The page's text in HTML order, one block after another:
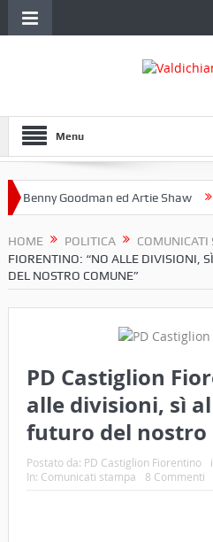
Menu
Goodman ed Artie Shaw
HOME POLITICA COMUNICATI
FIORENTINO: “NO ALLE DIVISIONI,
DEL NOSTRO COMUNE”
PD Castiglion
alle divisioni, sì
futuro del nostro
Postato da: PD Castiglion Fiorentino
In: Comunicati stampa 8 Commenti